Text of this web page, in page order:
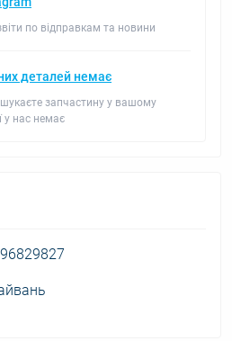
по відправкам та новини
деталей немає
запчастину у вашому
у нас немає